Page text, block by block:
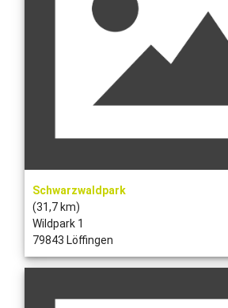
Schwarzwaldpark
(31,7 km)
Wildpark 1
79843 Löffingen